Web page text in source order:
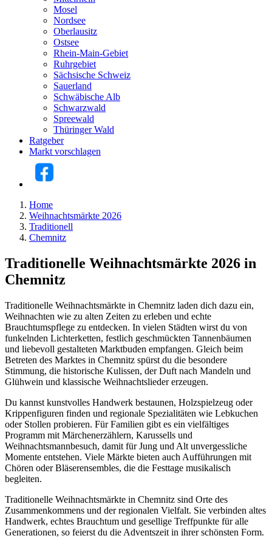
Mosel
Nordsee
Oberlausitz
Ostsee
Rhein-Main-Gebiet
Ruhrgebiet
Sächsische Schweiz
Sauerland
Schwäbische Alb
Schwarzwald
Spreewald
Thüringer Wald
Ratgeber
Markt vorschlagen
Home
Weihnachtsmärkte 2026
Traditionell
Chemnitz
Traditionelle Weihnachtsmärkte 2026 in
Chemnitz
Traditionelle Weihnachtsmärkte in Chemnitz laden dich dazu ein,
Weihnachten wie zu alten Zeiten zu erleben und echte
Brauchtumspflege zu entdecken. In vielen Städten wirst du von
funkelnden Lichterketten, festlich geschmückten Tannenbäumen
und liebevoll gestalteten Marktbuden empfangen. Gleich beim
Betreten des Marktes in Chemnitz spürst du die besondere
Stimmung, die historische Kulissen, der Duft nach Mandeln und
Glühwein und klassische Weihnachtslieder erzeugen.
Du kannst kunstvolles Handwerk bestaunen, Holzspielzeug oder
Krippenfiguren finden und regionale Spezialitäten wie Lebkuchen
oder Stollen probieren. Für Familien gibt es ein vielfältiges
Programm mit Märchenerzählern, Karussells und
Weihnachtsmannbesuch, damit für Jung und Alt unvergessliche
Momente entstehen. Viele Märkte bieten auch Aufführungen mit
Chören oder Bläserensembles, die die Festtage musikalisch
begleiten.
Traditionelle Weihnachtsmärkte in Chemnitz sind Orte des
Zusammenkommens und der regionalen Vielfalt. Sie verbinden altes
Handwerk, echtes Brauchtum und gesellige Treffpunkte für alle
Generationen, so feierst du die Adventszeit in ihrer schönsten Form.